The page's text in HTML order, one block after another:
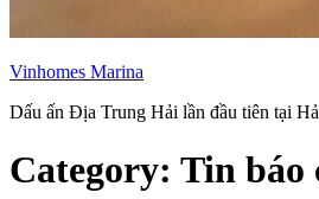
Vinhomes Marina
Dấu ấn Địa Trung Hải lần đầu tiên tại
Category: Tin báo